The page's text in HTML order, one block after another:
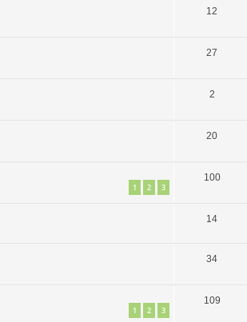
12
27
2
20
1 2 3
100
14
34
1 2 3
109